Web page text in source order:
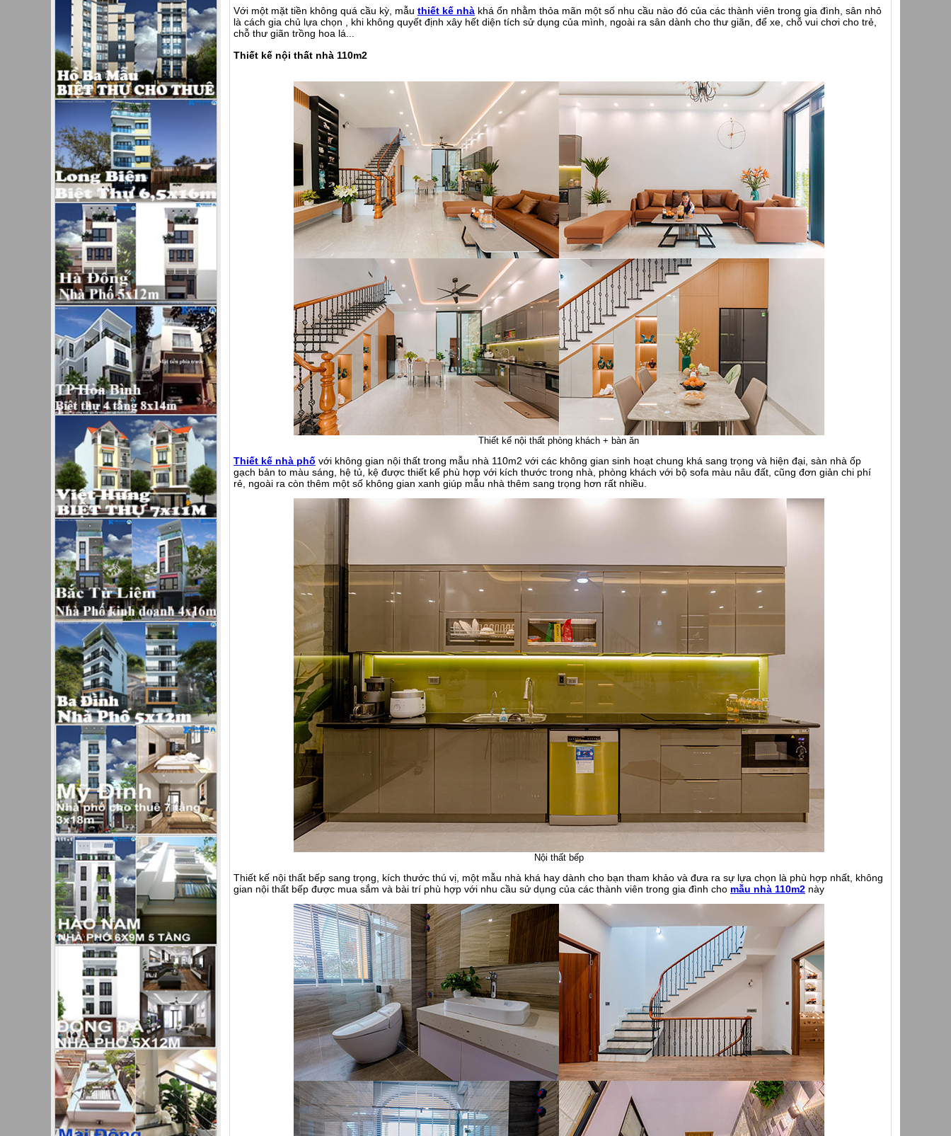
Với một mặt tiền không quá cầu kỳ, mẫu thiết kế nhà khá ổn nhằm thỏa mãn một số nhu cầu nào đó của các thành viên trong gia đình, sân nhỏ
là cách gia chủ lựa chọn , khi không quyết định xây hết diện tích sử dụng của mình, ngoài ra sân dành cho thư giãn, để xe, chỗ vui chơi cho trẻ,
chỗ thư giãn trồng hoa lá...
Thiết kế nội thất nhà 110m2
Thiết kế nội thất phòng khách + bàn ăn
Thiết kế nhà phố với không gian nội thất trong mẫu nhà 110m2 với các không gian sinh hoạt chung khá sang trọng và hiện đại, sàn nhà ốp
gạch bản to màu sáng, hệ tủ, kệ được thiết kế phù hợp với kích thước trong nhà, phòng khách với bộ sofa màu nâu đất, cũng đơn giản chi phí
rẻ, ngoài ra còn thêm một số không gian xanh giúp mẫu nhà thêm sang trọng hơn rất nhiều.
Nội thất bếp
Thiết kế nội thất bếp sang trọng, kích thước thú vị, một mẫu nhà khá hay dành cho bạn tham khảo và đưa ra sự lựa chọn là phù hợp nhất, không
gian nội thất bếp được mua sắm và bài trí phù hợp với nhu cầu sử dụng của các thành viên trong gia đình cho mẫu nhà 110m2 này